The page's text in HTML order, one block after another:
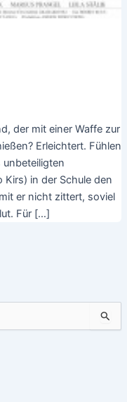
der mit einer Waffe zur
Erleichtert. Fühlen
unbeteiligten
Kirs) in der Schule den
er nicht zittert, soviel
Für […]